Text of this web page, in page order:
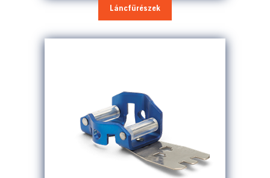
Láncfűrészek